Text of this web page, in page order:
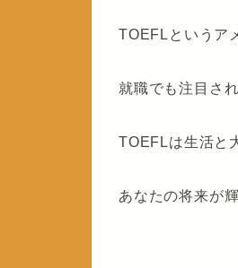
TOEFLというア
就職でも注目さ
TOEFLは生活と
あなたの将来が